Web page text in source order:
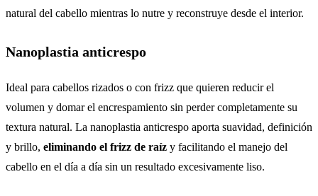
natural del cabello mientras lo nutre y reconstruye desde el interior.
Nanoplastia anticrespo
Ideal para cabellos rizados o con frizz que quieren reducir el
volumen y domar el encrespamiento sin perder completamente su
textura natural. La nanoplastia anticrespo aporta suavidad, definición
y brillo, eliminando el frizz de raíz y facilitando el manejo del
cabello en el día a día sin un resultado excesivamente liso.